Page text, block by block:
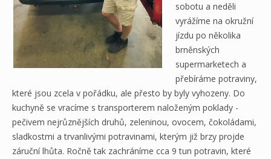
sobotu a neděli
vyrážíme na okružní
jízdu po několika
brněnských
supermarketech a
přebíráme potraviny,
které jsou zcela v pořádku, ale přesto by byly vyhozeny. Do
kuchyně se vracíme s transporterem naloženým poklady -
pečivem nejrůznějších druhů, zeleninou, ovocem, čokoládami,
sladkostmi a trvanlivými potravinami, kterým již brzy projde
záruční lhůta. Ročně tak zachráníme cca 9 tun potravin, které